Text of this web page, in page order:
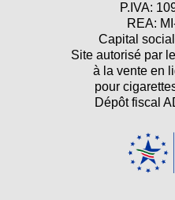
P.IVA:
REA:
Capital
Site autorisé par
à la vente en
pour
Dépôt fiscal